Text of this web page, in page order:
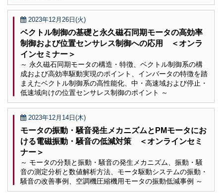
2023年12月26日(火)
ベクトル制御の基礎と永久磁石同期モータの高効率
制御および位置センサレス制御への応用 ＜オンラ
インセミナー＞
～ 永久磁石同期モータの構造・特徴、ベクトル制御系の構
成および高効率駆動実現のポイント、インバータの特徴を踏
まえたベクトル制御系の高性能化、中・高速域および停止・
低速域向けの位置センサレス制御のポイント ～
2023年12月14日(木)
モータの振動・騒音発生メカニズムとPMモータにお
ける電磁振動・騒音の低減対策 ＜オンラインセミ
ナー＞
～ モータの分類と振動・騒音の発生メカニズム、振動・騒
音の測定分析と数値解析方法、モータ駆動システムの振動・
騒音の改善事例、空調機圧縮機用モータの振動低減事例 ～